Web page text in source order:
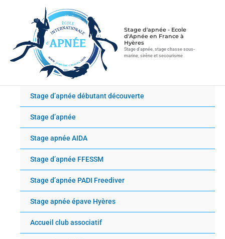
Stage d'apnée - Ecole
d'Apnée en France à
Hyères
Stage d'apnée, stage chasse sous-
marine, sirène et secourisme
Stage d’apnée débutant découverte
Stage d’apnée
Stage apnée AIDA
Stage d’apnée FFESSM
Stage d’apnée PADI Freediver
Stage apnée épave Hyères
Accueil club associatif